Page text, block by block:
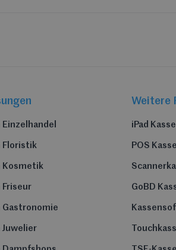
Floristik
Kosmetik
Friseur
Gastronomie
Juwelier
Weitere
iPad
POS
GoBD